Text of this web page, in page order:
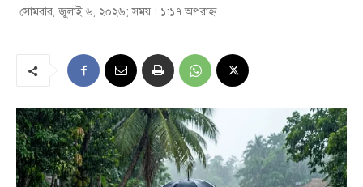
সোমবার, জুলাই ৬, ২০২৬; সময় : ১:১৭ অপরাহ্ণ